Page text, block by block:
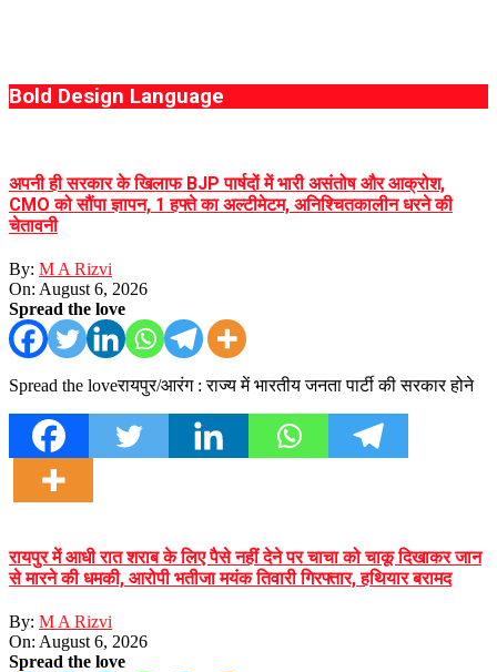
Bold Design Language
अपनी ही सरकार के खिलाफ BJP पार्षदों में भारी असंतोष और आक्रोश,
CMO को सौंपा ज्ञापन, 1 हफ्ते का अल्टीमेटम, अनिश्चितकालीन धरने की
चेतावनी
By: M A Rizvi
On: August 6, 2026
Spread the love
Spread the loveरायपुर/आरंग : राज्य में भारतीय जनता पार्टी की सरकार होने
रायपुर में आधी रात शराब के लिए पैसे नहीं देने पर चाचा को चाकू दिखाकर जान
से मारने की धमकी, आरोपी भतीजा मयंक तिवारी गिरफ्तार, हथियार बरामद
By: M A Rizvi
On: August 6, 2026
Spread the love